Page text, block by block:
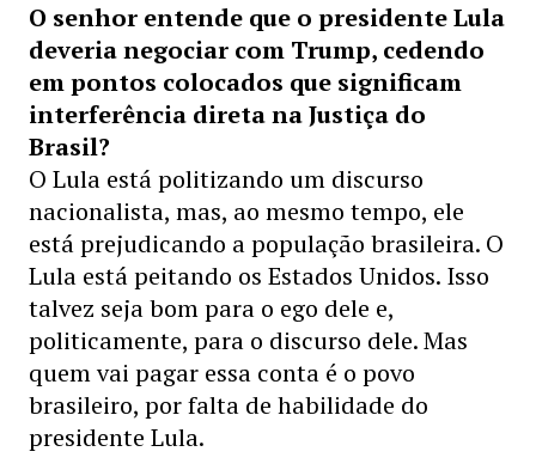
O senhor entende que o presidente Lula
deveria negociar com Trump, cedendo
em pontos colocados que significam
interferência direta na Justiça do
Brasil?
O Lula está politizando um discurso
nacionalista, mas, ao mesmo tempo, ele
está prejudicando a população brasileira. O
Lula está peitando os Estados Unidos. Isso
talvez seja bom para o ego dele e,
politicamente, para o discurso dele. Mas
quem vai pagar essa conta é o povo
brasileiro, por falta de habilidade do
presidente Lula.